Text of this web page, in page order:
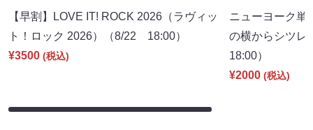
【早割】LOVE IT! ROCK 2026（ラヴィッ
ト！ロック 2026）（8/22 18:00）
¥3500 (税込)
ニューヨーク単
の横からシツ
18:00）
¥2000 (税込)